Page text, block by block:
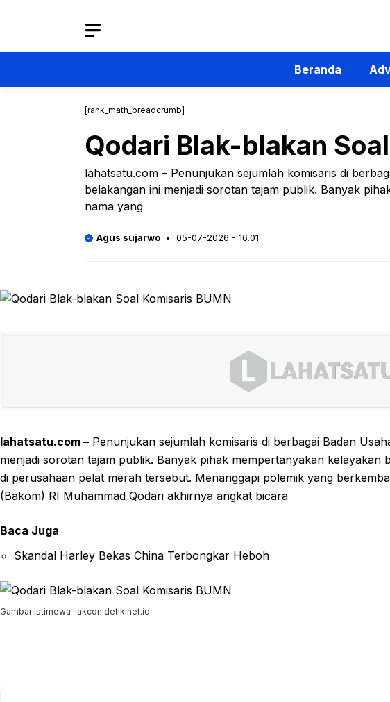
Beranda
[rank_math_breadcrumb]
Qodari Blak-blakan
lahatsatu.com – Penunjukan sejumlah komisaris di
belakangan ini menjadi sorotan tajam publik. Banyak
nama yang
Agus sujarwo 05-07-2026 - 16.01
lahatsatu.com – Penunjukan sejumlah komisaris di berbagai Badan
menjadi sorotan tajam publik. Banyak pihak mempertanyakan kelayakan
di perusahaan pelat merah tersebut. Menanggapi polemik yang
(Bakom) RI Muhammad Qodari akhirnya angkat bicara
Baca Juga
Skandal Harley Bekas China Terbongkar Heboh
Gambar Istimewa : akcdn.detik.net.id